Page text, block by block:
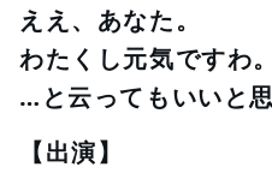
ええ、あなた。
わたくし元気ですわ。
…と云ってもいいと思
【出演】